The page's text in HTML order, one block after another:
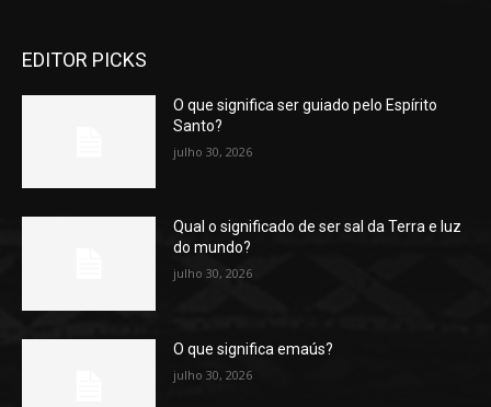
EDITOR PICKS
O que significa ser guiado pelo Espírito
Santo?
julho 30, 2026
Qual o significado de ser sal da Terra e luz
do mundo?
julho 30, 2026
O que significa emaús?
julho 30, 2026